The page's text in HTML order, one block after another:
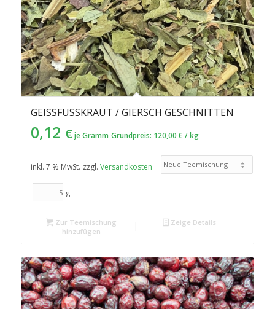
GEISSFUSSKRAUT / GIERSCH GESCHNITTEN
0,12 € je Gramm Grundpreis: 120,00 € /kg
inkl. 7 % MwSt. zzgl. Versandkosten
g
Zur Teemischung
hinzufügen
Zeige Details